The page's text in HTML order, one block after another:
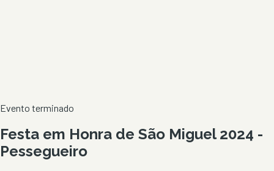
Evento terminado
Festa em Honra de São Miguel 2024 -
Pessegueiro